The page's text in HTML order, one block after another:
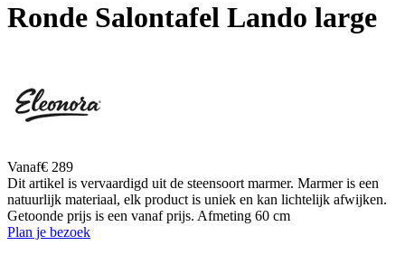
Ronde Salontafel Lando large
Vanaf€ 289
Dit artikel is vervaardigd uit de steensoort marmer. Marmer is een
natuurlijk materiaal, elk product is uniek en kan lichtelijk afwijken.
Getoonde prijs is een vanaf prijs. Afmeting 60 cm
Plan je bezoek